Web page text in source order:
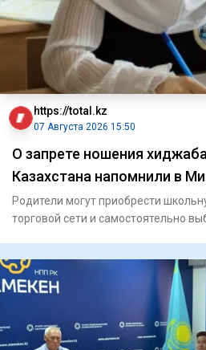
https://total.kz
07 Августа 2026 15:50
О запрете ношения
Казахстана напомнили в
Родители могут приобрести
торговой сети и самостоятельно